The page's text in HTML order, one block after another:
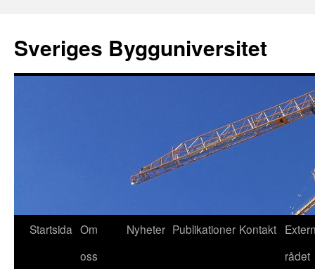
innehåll
Sveriges Bygguniversitet
Startsida Om
oss
Nyheter Publikationer Kontakt
rådet